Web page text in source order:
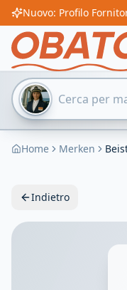
Home Merken
Indietro